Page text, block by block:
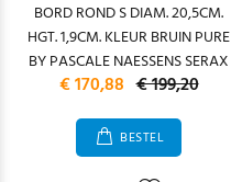
BORD ROND S DIAM. 20,5CM.
HGT. 1,9CM. KLEUR BRUIN PURE
BY PASCALE NAESSENS SERAX
€ 170,88 € 199,20
BESTEL